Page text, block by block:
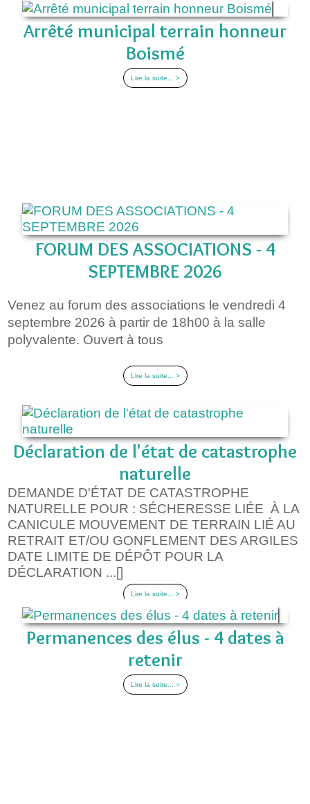
Arrêté municipal terrain honneur
Boismé
Lire la suite... >
FORUM DES ASSOCIATIONS - 4
SEPTEMBRE 2026
Venez au forum des associations le vendredi 4
septembre 2026 à partir de 18h00 à la salle
polyvalente. Ouvert à tous
Lire la suite... >
Déclaration de l'état de catastrophe
naturelle
DEMANDE D'ÉTAT DE CATASTROPHE
NATURELLE POUR : SÉCHERESSE LIÉE À LA
CANICULE MOUVEMENT DE TERRAIN LIÉ AU
RETRAIT ET/OU GONFLEMENT DES ARGILES
DATE LIMITE DE DÉPÔT POUR LA
DÉCLARATION ...[]
Lire la suite... >
Permanences des élus - 4 dates à
retenir
Lire la suite... >